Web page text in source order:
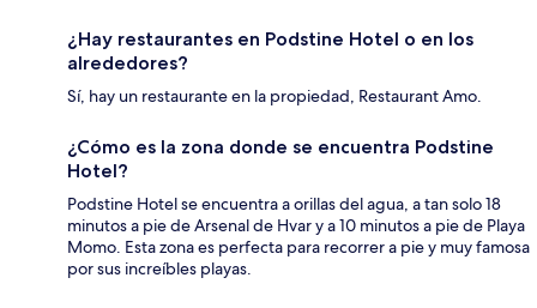
¿Hay restaurantes en Podstine Hotel o en los
alrededores?
Sí, hay un restaurante en la propiedad, Restaurant Amo.
¿Cómo es la zona donde se encuentra Podstine
Hotel?
Podstine Hotel se encuentra a orillas del agua, a tan solo 18
minutos a pie de Arsenal de Hvar y a 10 minutos a pie de Playa
Momo. Esta zona es perfecta para recorrer a pie y muy famosa
por sus increíbles playas.